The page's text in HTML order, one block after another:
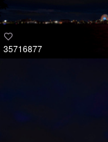
35716877